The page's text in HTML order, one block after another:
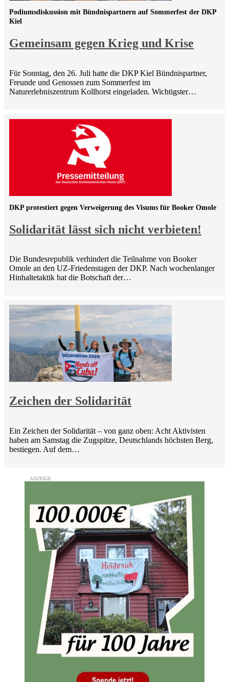
Gemeinsam gegen Krieg und Krise
Podiumsdiskussion mit Bündnispartnern auf Sommerfest der DKP
Kiel
Für Sonntag, den 26. Juli hatte die DKP Kiel Bündnispartner,
Freunde und Genossen zum Sommerfest im
Naturerlebniszentrum Kollhorst eingeladen. Wichtigster…
Solidarität lässt sich nicht verbieten!
DKP protestiert gegen Verweigerung des Visums für Booker Omole
Die Bundesrepublik verhindert die Teilnahme von Booker
Omole an den UZ-Friedenstagen der DKP. Nach wochenlanger
Hinhaltetaktik hat die Botschaft der…
Zeichen der Solidarität
Ein Zeichen der Solidarität – von ganz oben: Acht Aktivisten
haben am Samstag die Zugspitze, Deutschlands höchsten Berg,
bestiegen. Auf dem…